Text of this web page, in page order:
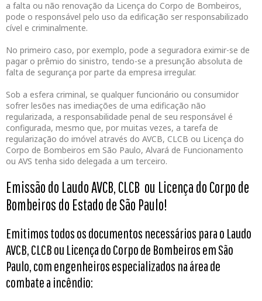
a falta ou não renovação da Licença do Corpo de Bombeiros,
pode o responsável pelo uso da edificação ser responsabilizado
cível e criminalmente.
No primeiro caso, por exemplo, pode a seguradora eximir-se de
pagar o prêmio do sinistro, tendo-se a presunção absoluta de
falta de segurança por parte da empresa irregular.
Sob a esfera criminal, se qualquer funcionário ou consumidor
sofrer lesões nas imediações de uma edificação não
regularizada, a responsabilidade penal de seu responsável é
configurada, mesmo que, por muitas vezes, a tarefa de
regularização do imóvel através do AVCB, CLCB ou Licença do
Corpo de Bombeiros em São Paulo, Alvará de Funcionamento
ou AVS tenha sido delegada a um terceiro.
Emissão do Laudo AVCB, CLCB ou Licença do Corpo de
Bombeiros do Estado de São Paulo!
Emitimos todos os documentos necessários para o Laudo
AVCB, CLCB ou Licença do Corpo de Bombeiros em São
Paulo, com engenheiros especializados na área de
combate a incêndio: